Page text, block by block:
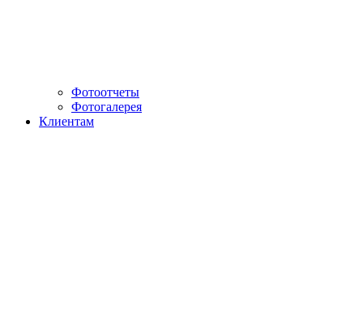
Фотоотчеты
Фотогалерея
Клиентам